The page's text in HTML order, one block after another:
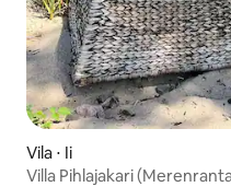
Vila ⋅ Ii
Villa Pihlajakari